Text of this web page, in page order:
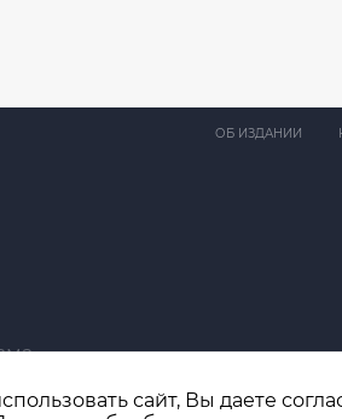
ОБ ИЗДАНИИ
сайт, Вы даете